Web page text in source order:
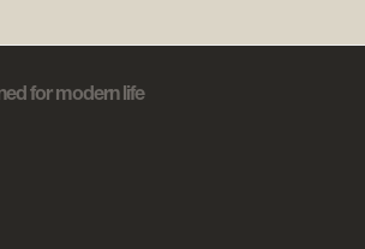
for modern life